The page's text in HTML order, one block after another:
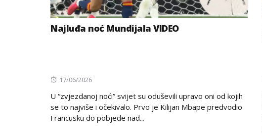
Najluđa noć Mundijala VIDEO
Posted
17/06/2026
U “zvjezdanoj noći” svijet su oduševili upravo oni od kojih
se to najviše i očekivalo. Prvo je Kilijan Mbape predvodio
Francusku do pobjede nad...